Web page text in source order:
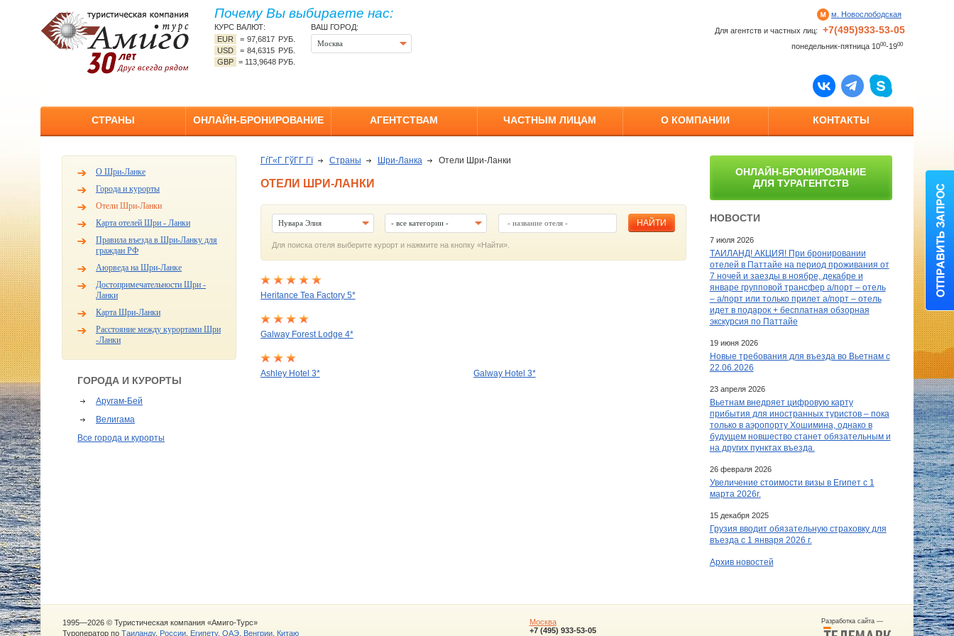
Почему Вы выбираете нас:
КУРС ВАЛЮТ:
EUR
=97,6817 РУБ.
USD
=84,6315 РУБ.
GBP = 113,9648 РУБ.
ВАШ ГОРОД:
Москва
м. Новослободская
Для агентств и частных лиц:
+7(495)933-53-05
понедельник-пятница 1000-1900
СТРАНЫ ОНЛАЙН-БРОНИРОВАНИЕ АГЕНТСТВАМ ЧАСТНЫМ ЛИЦАМ О КОМПАНИИ КОНТАКТЫ
О Шри-Ланке
Города и курорты
Отели Шри-Ланки
Карта отелей Шри - Ланки
Правила въезда в Шри-Ланку для
граждан РФ
Аюрведа на Шри-Ланке
Достопримечательности Шри -
Ланки
Карта Шри-Ланки
Расстояние между курортами Шри
-Ланки
ГОРОДА И КУРОРТЫ
Аругам-Бей
Велигама
Все города и курорты
ГѓГ«Г ГўГ­Г Гї Страны Шри-Ланка Отели Шри-Ланки
ОТЕЛИ ШРИ-ЛАНКИ
Нувара Элия - все категории - НАЙТИ
Для поиска отеля выберите курорт и нажмите на кнопку «Найти».
Heritance Tea Factory 5*
Galway Forest Lodge 4*
Ashley Hotel 3* Galway Hotel 3*
ОНЛАЙН-БРОНИРОВАНИЕ
ДЛЯ ТУРАГЕНТСТВ
НОВОСТИ
7 июля 2026
ТАИЛАНД! АКЦИЯ! При бронировании
отелей в Паттайе на период проживания от
7 ночей и заезды в ноябре, декабре и
январе групповой трансфер а/порт – отель
– а/порт или только прилет а/порт – отель
идет в подарок + бесплатная обзорная
экскурсия по Паттайе
19 июня 2026
Новые требования для въезда во Вьетнам с
22.06.2026
23 апреля 2026
Вьетнам внедряет цифровую карту
прибытия для иностранных туристов – пока
только в аэропорту Хошимина, однако в
будущем новшество станет обязательным и
на других пунктах въезда.
26 февраля 2026
Увеличение стоимости визы в Египет c 1
марта 2026г.
15 декабря 2025
Грузия вводит обязательную страховку для
въезда с 1 января 2026 г.
Архив новостей
1995—2026 © Туристическая компания «Амиго-Турс»
Туроператор по Таиланду, России Египету, ОАЭ Венгрии Китаю
Разработка сайта —
Москва
+7 (495) 933-53-05